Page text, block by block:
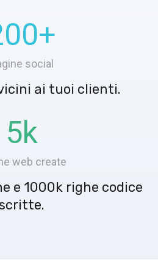
+
social
ai tuoi clienti.
5k
web create
e 1000k righe codice